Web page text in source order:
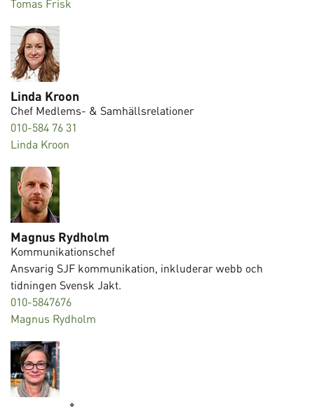
Tomas Frisk
Linda Kroon
Chef Medlems- & Samhällsrelationer
010-584 76 31
Linda Kroon
Magnus Rydholm
Kommunikationschef
Ansvarig SJF kommunikation, inkluderar webb och
tidningen Svensk Jakt.
010-5847676
Magnus Rydholm